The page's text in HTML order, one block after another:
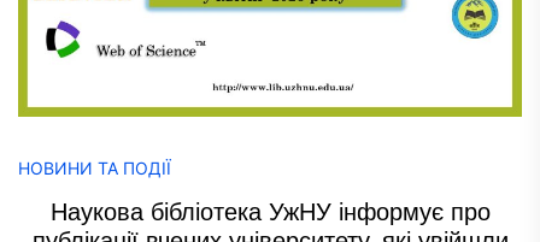
НОВИНИ ТА ПОДІЇ
Наукова бібліотека УжНУ інформує про